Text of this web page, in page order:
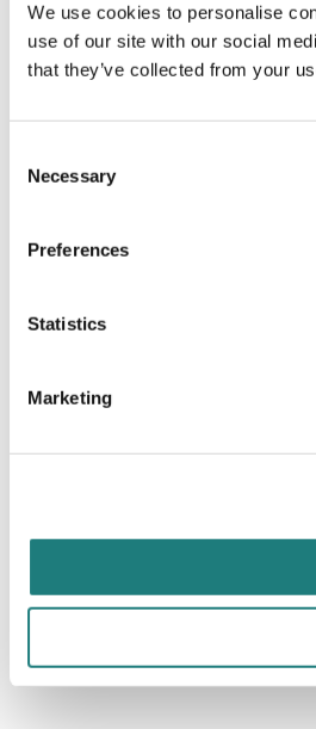
We use cookies to personalise
use of our site with our social
that they’ve collected from your
Selection
Necessary
Preferences
Statistics
Marketing